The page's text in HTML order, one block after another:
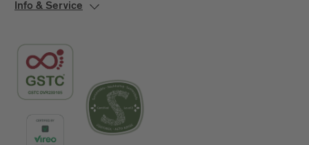
Info & Service